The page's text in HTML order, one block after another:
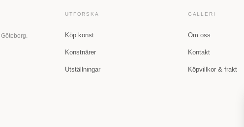
UTFORSKA
Köp konst
Konstnärer
Utställningar
GALLERI
Om oss
Kontakt
Köpvillkor & frakt